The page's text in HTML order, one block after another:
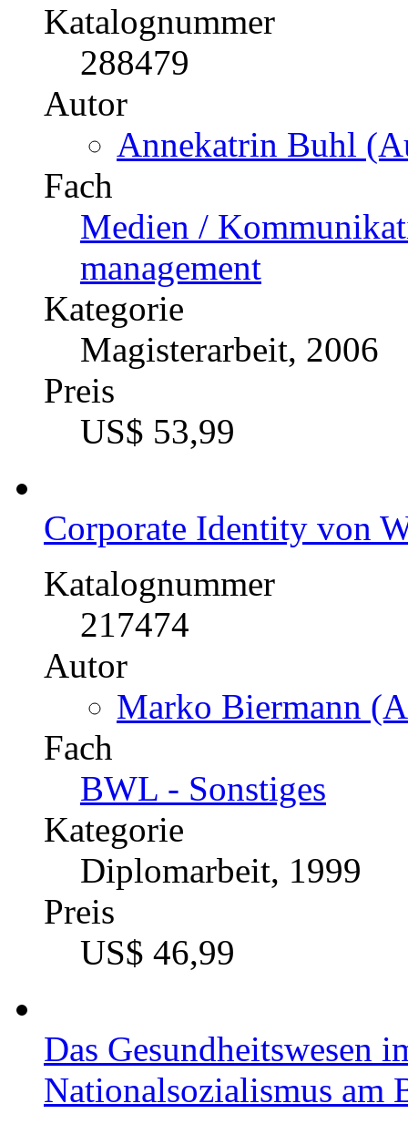
Katalognummer
288479
Autor
Annekatrin Buhl
Fach
Medien /
management
Kategorie
Magisterarbeit, 2006
Preis
US$ 53,99
Corporate Identity von
Katalognummer
217474
Autor
Marko Biermann
Fach
BWL - Sonstiges
Kategorie
Diplomarbeit, 1999
Preis
US$ 46,99
Das Gesundheitswesen
Nationalsozialismus am